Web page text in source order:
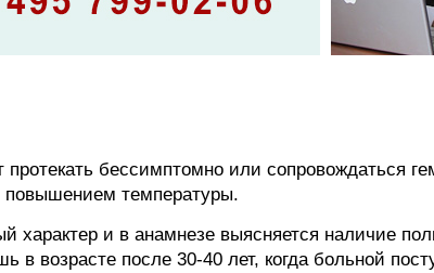
бессимптомно или сопровождаться
температуры.
характер и в анамнезе выясняется наличие
в возрасте после 30-40 лет, когда больной